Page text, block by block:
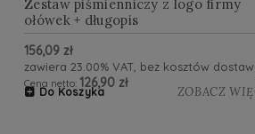
Zestaw piśmienniczy z logo firmy
ołówek + długopis
156,09 zł
zawiera 23.00% VAT, bez kosztów
Cena netto: 126,90 zł
Do Koszyka ZOBACZ